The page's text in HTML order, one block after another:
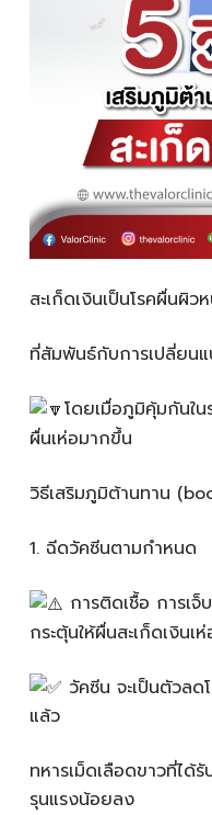
สะเก็ดเงินเป็นโรคผื่นผิ
ที่สัมพันธ์กับการเปลี่ยน
โดยเมื่อภูมิคุ้มกันใ
ผื่นเห่อมากขึ้น
วิธีเสริมภูมิต้านทาน
1️. ฉีดวัคซีนตามกำหนด
การติดเชื้อ การเ
กระตุ้นให้ผื่นสะเก็ดเงินเ
วัคซีน จะเป็นตัวลด
แล้ว
ทหารเม็ดเลือดขาวที่ได้
รุนแรงน้อยลง